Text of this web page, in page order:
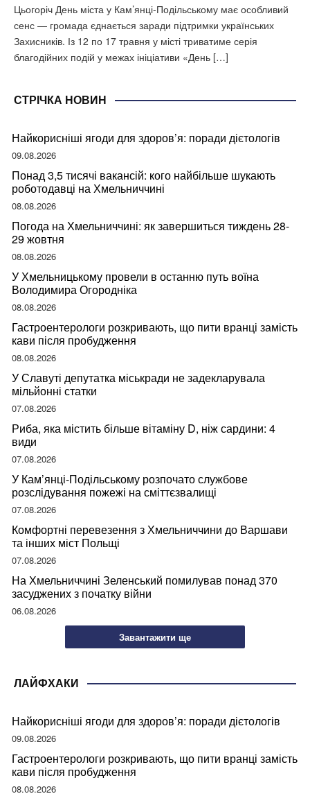
Цьогоріч День міста у Кам’янці-Подільському має особливий
сенс — громада єднається заради підтримки українських
Захисників. Із 12 по 17 травня у місті триватиме серія
благодійних подій у межах ініціативи «День […]
СТРІЧКА НОВИН
Найкорисніші ягоди для здоров’я: поради дієтологів
09.08.2026
Понад 3,5 тисячі вакансій: кого найбільше шукають
роботодавці на Хмельниччині
08.08.2026
Погода на Хмельниччині: як завершиться тиждень 28-
29 жовтня
08.08.2026
У Хмельницькому провели в останню путь воїна
Володимира Огородніка
08.08.2026
Гастроентерологи розкривають, що пити вранці замість
кави після пробудження
08.08.2026
У Славуті депутатка міськради не задекларувала
мільйонні статки
07.08.2026
Риба, яка містить більше вітаміну D, ніж сардини: 4
види
07.08.2026
У Кам’янці-Подільському розпочато службове
розслідування пожежі на сміттєзвалищі
07.08.2026
Комфортні перевезення з Хмельниччини до Варшави
та інших міст Польщі
07.08.2026
На Хмельниччині Зеленський помилував понад 370
засуджених з початку війни
06.08.2026
Завантажити ще
ЛАЙФХАКИ
Найкорисніші ягоди для здоров’я: поради дієтологів
09.08.2026
Гастроентерологи розкривають, що пити вранці замість
кави після пробудження
08.08.2026